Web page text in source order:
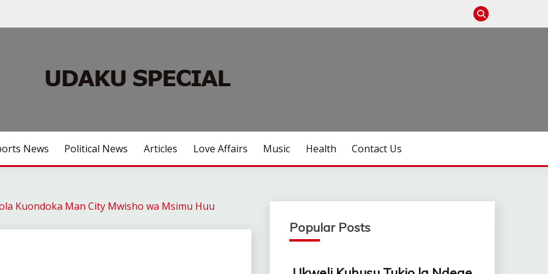
News Political News Articles Love Affairs Music Health Contact Us
Kuondoka Man City Mwisho wa Msimu Huu
Popular Posts